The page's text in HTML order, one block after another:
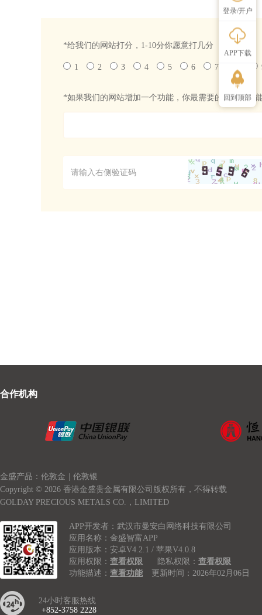
登录/开户
APP下载
回到顶部
*给我们的网站打分，1-10分你愿意打几分 （必填）
1 2 3 4 5 6 7
*如果我们的网站增加一个功能，你最需要的是什么功
合作机构
金盛产品：伦敦金
伦敦银
Copyright © 2026 香港金盛贵金属有限公司版权所有，不得转载
GOLDAY PRECIOUS METALS CO.，LIMITED
APP开发者：武汉市曼安白网络科技有限公司
应用名称：金盛智富APP
应用版本：安卓V4.2.1 / 苹果V4.0.8
应用权限： 查看权限 隐私权限： 查看权限
功能描述： 查看功能 更新时间：2026年02月06日
24小时客服热线
+852-3758 2228